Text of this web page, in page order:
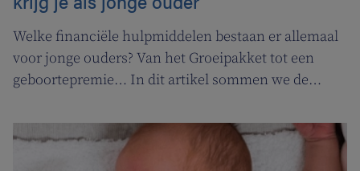
Welke financiële hulpmiddelen bestaan er allemaal
voor jonge ouders? Van het Groeipakket tot een
geboortepremie… In dit artikel sommen we de